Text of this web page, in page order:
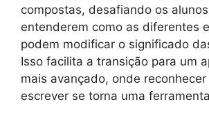
compostas, desafiando os
entenderem como as diferentes
podem modificar o significado
Isso facilita a transição para um
mais avançado, onde
escrever se torna uma